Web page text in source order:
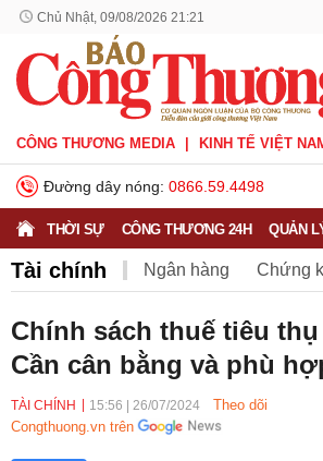
Chủ Nhật, 09/08/2026 21:21
CÔNG THƯƠNG MEDIA KINH TẾ VIỆT
Đường dây nóng: 0866.59.4498
THỜI SỰ CÔNG THƯƠNG 24H QUẢN
Tài chính Ngân hàng Chứng
Chính sách thuế tiêu
Cần cân bằng và phù
TÀI CHÍNH 15:56 26/07/2024
Theo dõi
Congthuong.vn trên